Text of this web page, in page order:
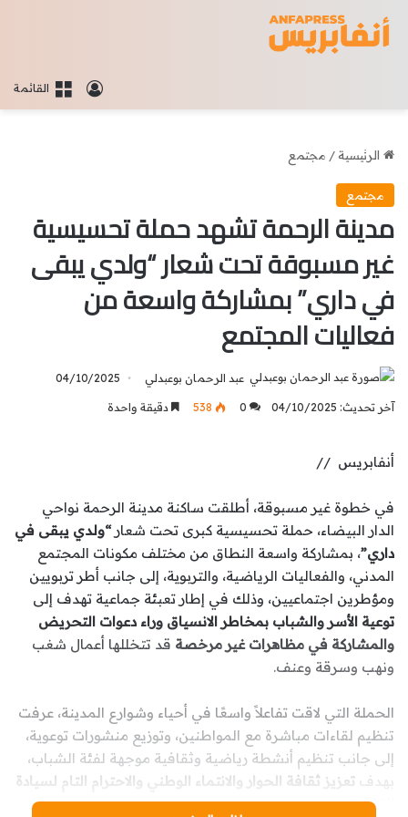
القائمةتسجيل
الرئيسية/ مجتمع
مجتمع
مدينة الرحمة تشهد حملة تحسيسية
غير مسبوقة تحت شعار “ولدي يبقى
في داري” بمشاركة واسعة من
فعاليات المجتمع
عبد الرحمان بوعبدلي 04/10/2025
آخر تحديث: 04/10/2025 0
538 دقيقة واحدة
أنفابريس //
في خطوة غير مسبوقة، أطلقت ساكنة مدينة الرحمة نواحي
الدار البيضاء، حملة تحسيسية كبرى تحت شعار“ولدي يبقى في
داري”، بمشاركة واسعة النطاق من مختلف مكونات المجتمع
المدني، والفعاليات الرياضية، والتربوية، إلى جانب أطر تربويين
ومؤطرين اجتماعيين، وذلك في إطار تعبئة جماعية تهدف إلى
توعية الأسر والشباب بمخاطر الانسياق وراء دعوات التحريض
والمشاركة في مظاهرات غير مرخصة قد تتخللها أعمال شغب
ونهب وسرقة وعنف.
الحملة التي لاقت تفاعلاً واسعًا في أحياء وشوارع المدينة، عرفت
تنظيم لقاءات مباشرة مع المواطنين، وتوزيع منشورات توعوية،
إلى جانب تنظيم أنشطة رياضية وثقافية موجهة لفئة الشباب،
بهدف تعزيز ثقافة الحوار والانتماء الوطني والاحترام التام لسيادة
القانون.